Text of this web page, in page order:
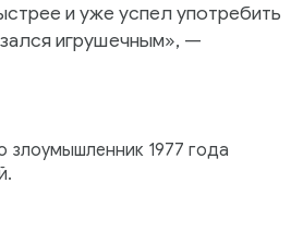
и уже успел употребить
игрушечным», —
злоумышленник 1977 года